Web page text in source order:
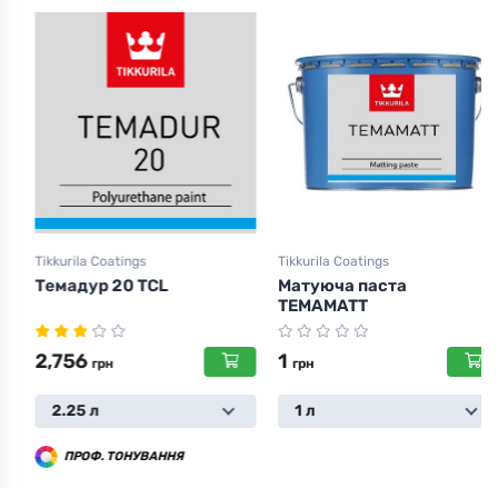
Tikkurila Coatings
Темадур 20 TCL
2,756 грн
2.25 л
ПРОФ. ТОНУВАННЯ
Tikkurila Coatings
Матуюча паста
TEMAMATТ
грн
1 л